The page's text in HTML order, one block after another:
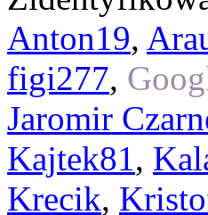
Anton19,
figi277,
Jaromir
Kajtek81,
Krecik,